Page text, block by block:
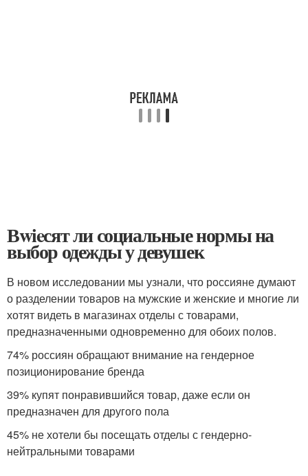
Вwieсят ли социальные нормы на
выбор одежды у девушек
В новом исследовании мы узнали, что россияне думают
о разделении товаров на мужские и женские и многие ли
хотят видеть в магазинах отделы с товарами,
предназначенными одновременно для обоих полов.
74% россиян обращают внимание на гендерное
позиционирование бренда
39% купят понравившийся товар, даже если он
предназначен для другого пола
45% не хотели бы посещать отделы с гендерно-
нейтральными товарами